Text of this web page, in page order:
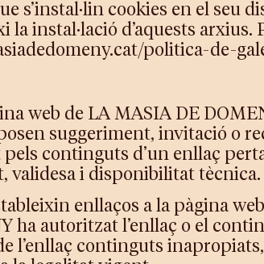
s’instal·lin cookies en el seu
la instal·lació d’aquests
politica-de-
web de LA MASIA DE
suggeriment, invitació o
continguts d’un enllaç
validesa i disponibilitat tècnica.
enllaços a la pàgina
ha autoritzat l’enllaç o el
l’enllaç continguts